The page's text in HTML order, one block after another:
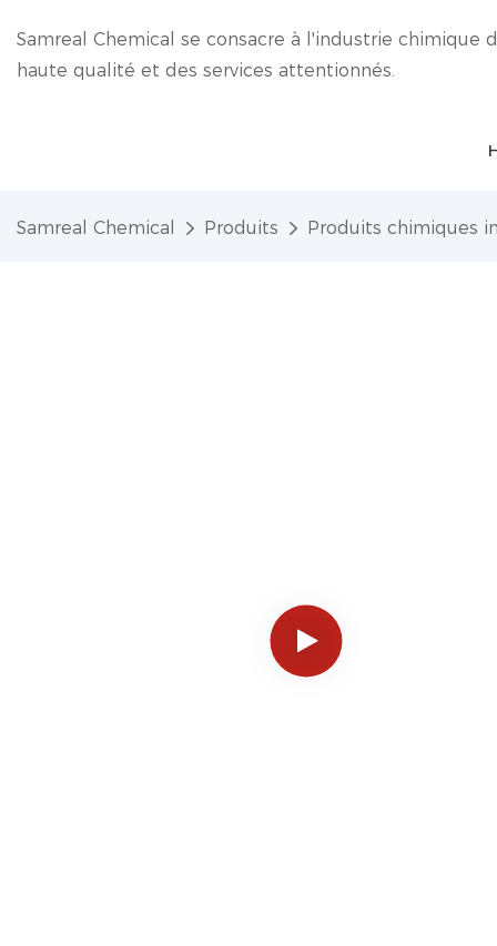
Samreal Chemical se consacre à l'industrie
haute qualité et des services attentionnés.
Samreal Chemical Produits Produits chimiques